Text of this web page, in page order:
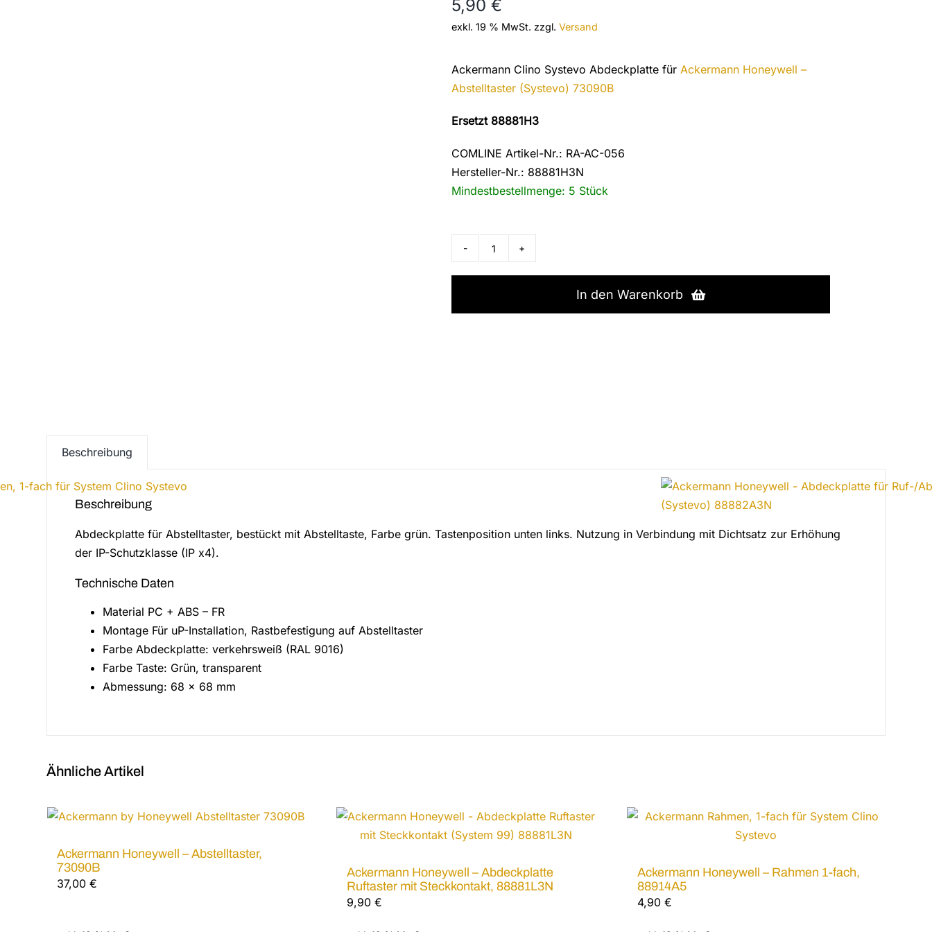
5,90€
exkl. 19 % MwSt. zzgl.Versand
Ackermann Clino Systevo Abdeckplatte fürAckermann Honeywell –
Abstelltaster (Systevo) 73090B
Ersetzt 88881H3
COMLINE Artikel-Nr.: RA-AC-056
Hersteller-Nr.: 88881H3N
Mindestbestellmenge: 5 Stück
Ackermann
Honeywell
Abdeckplatte
In den Warenkorb
Beschreibung
Beschreibung
Abdeckplatte für Abstelltaster, bestückt mit Abstelltaste, Farbe grün. Tastenposition unten links. Nutzung in Verbindung mit Dichtsatz zur Erhöhung
der IP-Schutzklasse (IP x4).
Technische Daten
Material PC + ABS – FR
Montage Für uP-Installation, Rastbefestigung auf Abstelltaster
Farbe Abdeckplatte: verkehrsweiß (RAL 9016)
Farbe Taste: Grün, transparent
Abmessung: 68 x 68 mm
Ähnliche Artikel
Ackermann Honeywell – Abstelltaster,
73090B
37,00€
Ackermann Honeywell – Abdeckplatte
Ruftaster mit Steckkontakt, 88881L3N
9,90€
Ackermann Honeywell – Rahmen 1-fach,
88914A5
4,90 €